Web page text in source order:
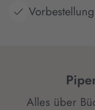
Alles über